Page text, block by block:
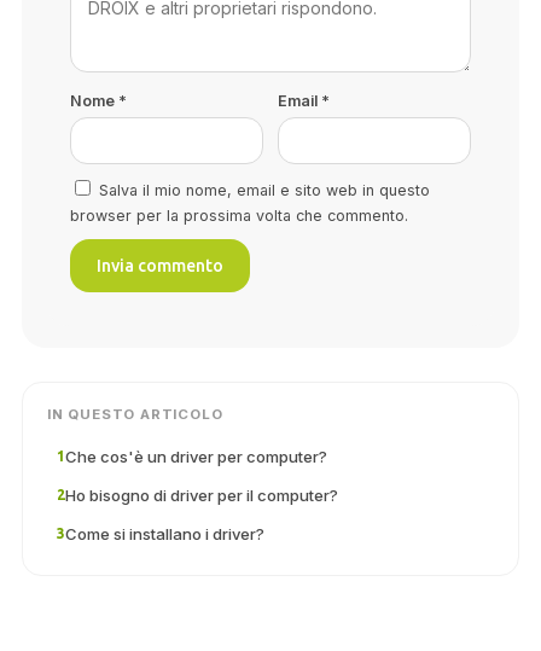
Nome * Email *
Salva il mio nome, email e sito web in questo
browser per la prossima volta che commento.
IN QUESTO ARTICOLO
1Che cos'è un driver per computer?
2Ho bisogno di driver per il computer?
3Come si installano i driver?